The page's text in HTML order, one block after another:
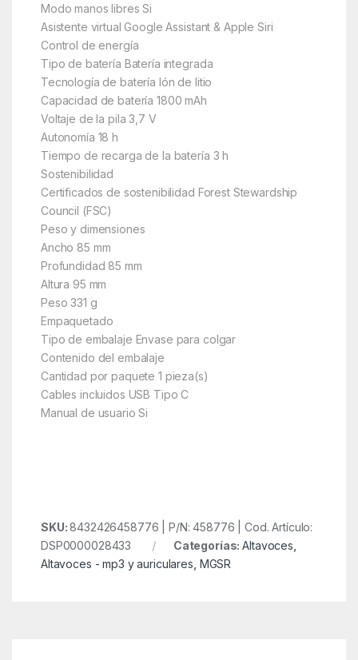
Modo manos libres Si
Asistente virtual Google Assistant & Apple Siri
Control de energía
Tipo de batería Batería integrada
Tecnología de batería Ión de litio
Capacidad de batería 1800 mAh
Voltaje de la pila 3,7 V
Autonomía 18 h
Tiempo de recarga de la batería 3 h
Sostenibilidad
Certificados de sostenibilidad Forest Stewardship
Council (FSC)
Peso y dimensiones
Ancho 85 mm
Profundidad 85 mm
Altura 95 mm
Peso 331 g
Empaquetado
Tipo de embalaje Envase para colgar
Contenido del embalaje
Cantidad por paquete 1 pieza(s)
Cables incluidos USB Tipo C
Manual de usuario Si
SKU:8432426458776 | P/N: 458776 | Cod. Artículo:
DSP0000028433
Categorías:Altavoces
Altavoces - mp3 y auriculares MGSR